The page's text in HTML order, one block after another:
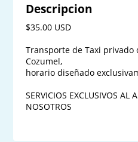
Descripcion
$35.00 USD
Transporte de Taxi
Cozumel,
horario diseñado
SERVICIOS EXCLUSIVOS AL
NOSOTROS